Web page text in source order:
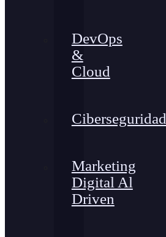
DevOps
&
Cloud
Ciberseguridad
Marketing
Digital Al
Driven